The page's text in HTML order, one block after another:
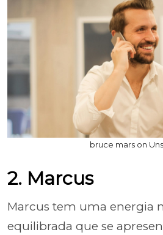
bruce mars on
2. Marcus
Marcus tem uma energia
equilibrada que se